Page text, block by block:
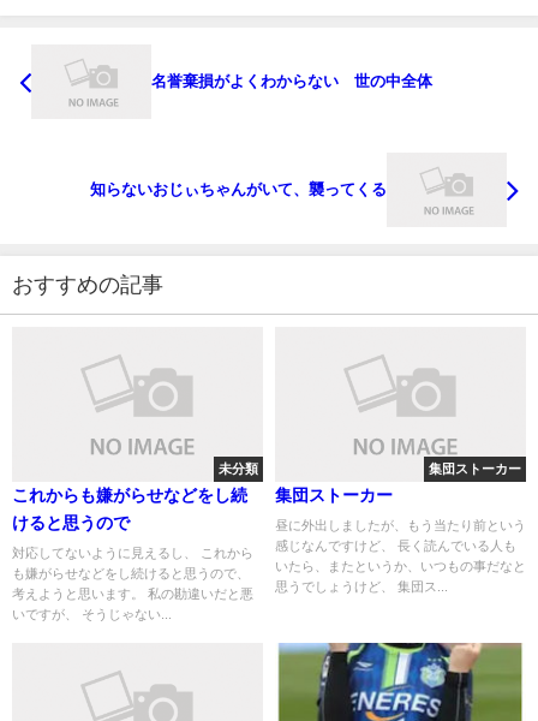
名誉棄損がよくわからない 世の中全体
知らないおじぃちゃんがいて、襲ってくる
おすすめの記事
未分類
これからも嫌がらせなどをし続
けると思うので
対応してないように見えるし、 これから
も嫌がらせなどをし続けると思うので、
考えようと思います。 私の勘違いだと悪
いですが、 そうじゃない...
集団ストーカー
集団ストーカー
昼に外出しましたが、もう当たり前という
感じなんですけど、 長く読んでいる人も
いたら、またというか、いつもの事だなと
思うでしょうけど、 集団ス...